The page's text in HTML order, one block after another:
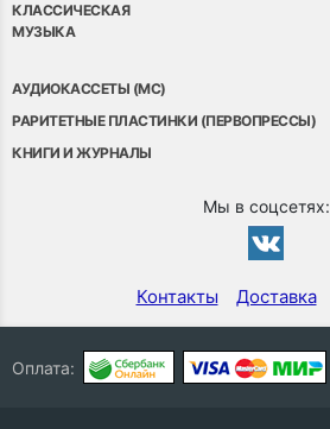
КЛАССИЧЕСКАЯ
МУЗЫКА
АУДИОКАССЕТЫ (MC)
РАРИТЕТНЫЕ ПЛАСТИНКИ (ПЕРВОПРЕССЫ)
КНИГИ И ЖУРНАЛЫ
Мы в соцсетях:
Контакты Доставка
Оплата: